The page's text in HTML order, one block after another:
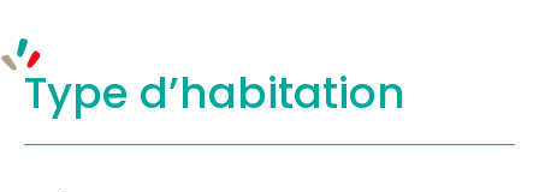
Type d’habitation